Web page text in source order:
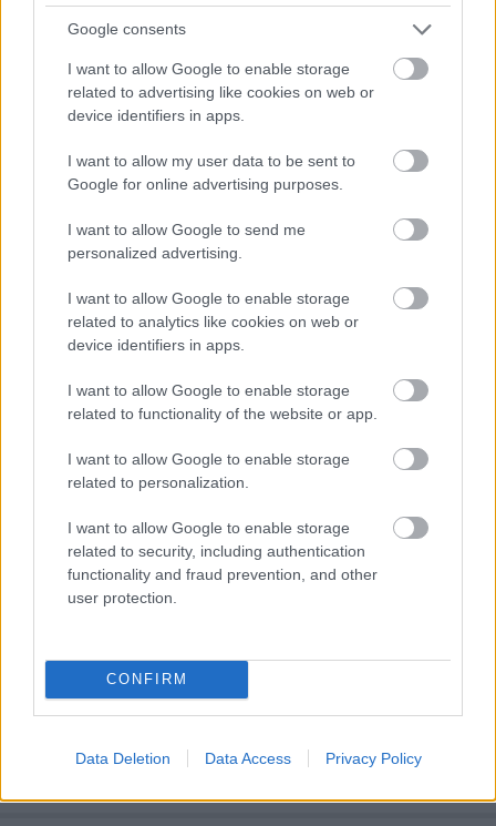
Google consents
I want to allow Google to enable storage
related to advertising like cookies on web or
device identifiers in apps.
I want to allow my user data to be sent to
Google for online advertising purposes.
I want to allow Google to send me
personalized advertising.
I want to allow Google to enable storage
related to analytics like cookies on web or
device identifiers in apps.
I want to allow Google to enable storage
related to functionality of the website or app.
I want to allow Google to enable storage
related to personalization.
I want to allow Google to enable storage
related to security, including authentication
functionality and fraud prevention, and other
user protection.
CONFIRM
Data Deletion Data Access Privacy Policy
Budapest, 2015. 03. 16., felhívás, bejelentés. Több
eseménnyel Budapest lesz a Bach 330 projekt egyik
központja, március 21-én délután a Gödörben, este
pedig a Corvinban, a MüSziben indulnak el a sorozat
művészettörténet egyik…
Az alkotás kuckói - kiállítás a művek
születéséről
2015. március 16.
Cabañas para pensar címmel nyílt kiállítás
Madridban a Circulo de las Bellas Artesben, mely
bemutatja a nagyon koncentrált szellemi
tevékenységet igénylő alkotások tipikus születési
helyeit, kis kuckóit. Habár nyilvános helyeken is
születnek remekművek, tudott és nem meglepő,…
Még állhat jövő a Chinchorro
múmiák előtt
2015. március 11.
A mai Chile és Peru tengerparti vidékén közel 8000
évvel ezelőtt élt kőkori törzsek, a Chinchorrók jóval a
földművelő egyiptomiak előtt és az eddig ismert
képességekkel készítették el híres múmiáikat, a